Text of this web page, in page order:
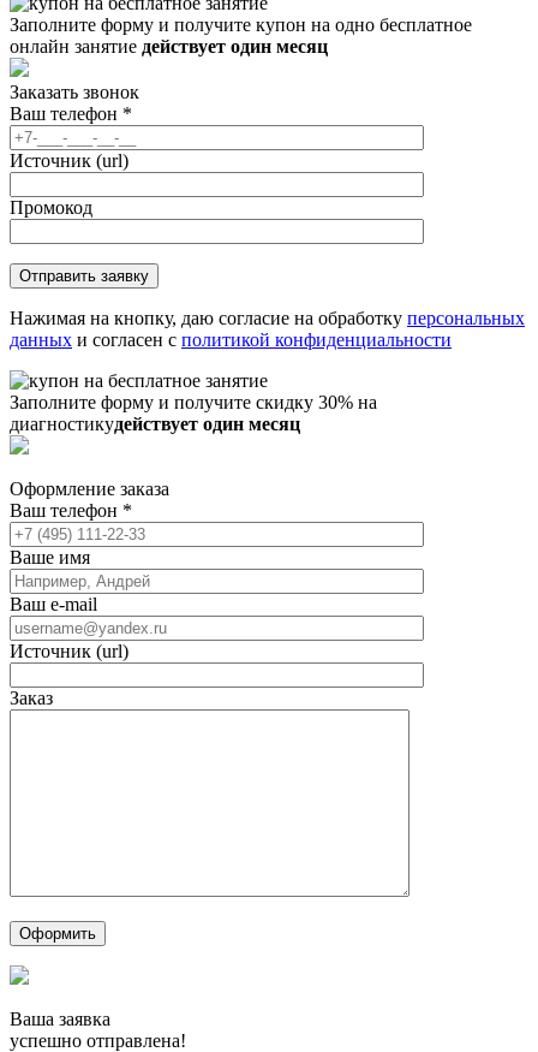
Заполните форму и получите купон на одно бесплатное
онлайн занятие действует один месяц
Заказать звонок
Ваш телефон *
Источник (url)
Промокод
Нажимая на кнопку, даю согласие на обработку персональных
данных и согласен с политикой конфиденциальности
Заполните форму и получите скидку 30% на
диагностикудействует один месяц
Оформление заказа
Ваш телефон *
Ваше имя
Ваш e-mail
Источник (url)
Заказ
Ваша заявка
успешно отправлена!